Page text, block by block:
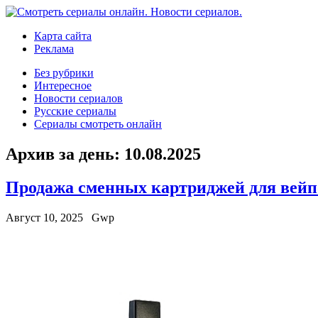
Карта сайта
Реклама
Без рубрики
Интересное
Новости сериалов
Русские сериалы
Сериалы смотреть онлайн
Архив за день: 10.08.2025
Продажа сменных картриджей для
Август 10, 2025 Gwp